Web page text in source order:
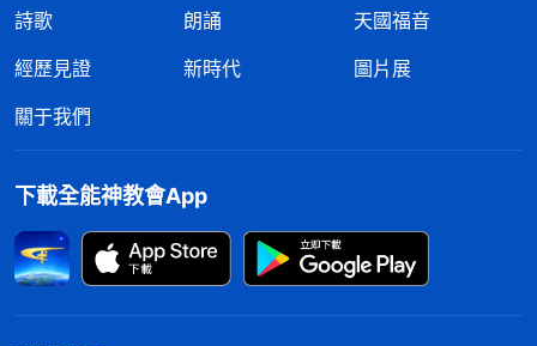
麽做就怎麽做，不考慮工作的果效與效率，絲毫不考
慮神家利益，更不考慮神的心意、神的要求如何，他
的思想是『我盡本分有我的辦法、套路，你别要求我
太高，也别要求太細，我能盡本分就不錯了，我不能
太累太苦』。他對上面過問、了解工作都不理解，這
是缺少責任心、缺少忠心？他盡本分如果真能負責
詩歌
朗誦
天國福音
經歷見證
新時代
圖片展
關于我們
下載全能神教會App